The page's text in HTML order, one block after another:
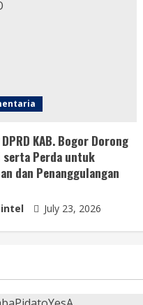
KAB. Bogor Dorong
serta Perda untuk
dan Penanggulangan
July 23, 2026